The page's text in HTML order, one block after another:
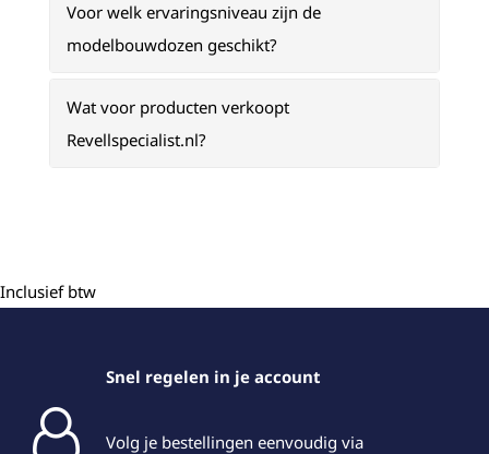
Voor welk ervaringsniveau zijn de
modelbouwdozen geschikt?
Wat voor producten verkoopt
Revellspecialist.nl?
Inclusief btw
Snel regelen in je account
Volg je bestellingen eenvoudig via